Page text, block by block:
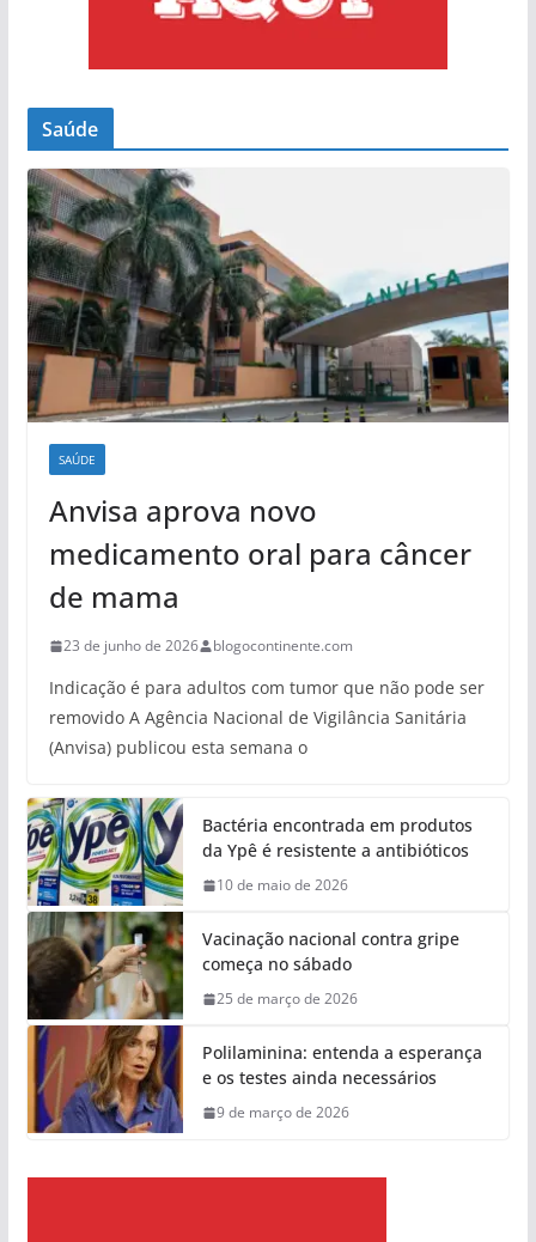
Saúde
SAÚDE
Anvisa aprova novo
medicamento oral para câncer
de mama
23 de junho de 2026 blogocontinente.com
Indicação é para adultos com tumor que não pode ser
removido A Agência Nacional de Vigilância Sanitária
(Anvisa) publicou esta semana o
Bactéria encontrada em produtos
da Ypê é resistente a antibióticos
10 de maio de 2026
Vacinação nacional contra gripe
começa no sábado
25 de março de 2026
Polilaminina: entenda a esperança
e os testes ainda necessários
9 de março de 2026